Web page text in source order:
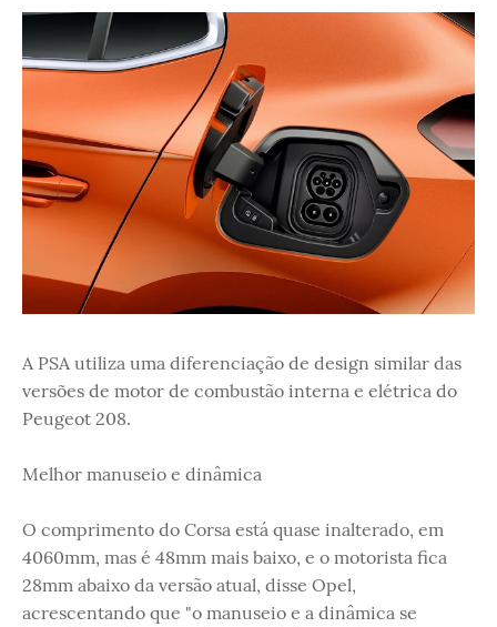
A PSA utiliza uma diferenciação de design similar das
versões de motor de combustão interna e elétrica do
Peugeot 208.
Melhor manuseio e dinâmica
O comprimento do Corsa está quase inalterado, em
4060mm, mas é 48mm mais baixo, e o motorista fica
28mm abaixo da versão atual, disse Opel,
acrescentando que "o manuseio e a dinâmica se